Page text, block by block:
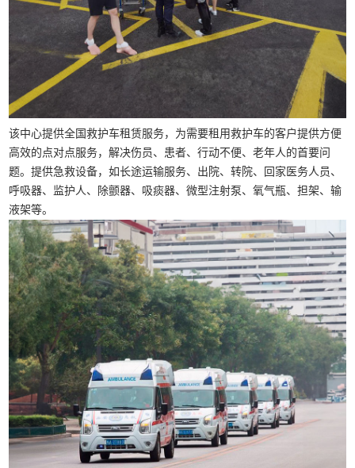
该中心提供全国救护车租赁服务，为需要租用救护车的客户提供方便
高效的点对点服务，解决伤员、患者、行动不便、老年人的首要问
题。提供急救设备，如长途运输服务、出院、转院、回家医务人员、
呼吸器、监护人、除颤器、吸痰器、微型注射泵、氧气瓶、担架、输
液架等。